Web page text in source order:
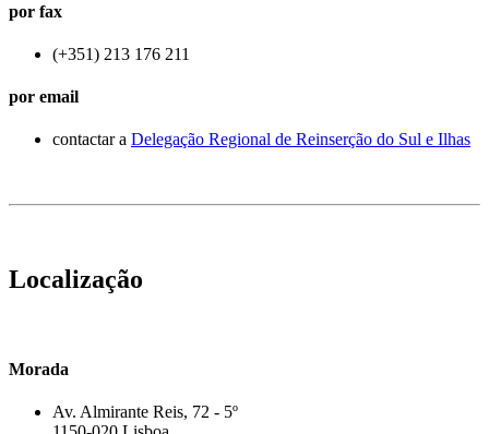
por fax
(+351) 213 176 211
por email
contactar a Delegação Regional de Reinserção do Sul e Ilhas
Localização
Morada
Av. Almirante Reis, 72 - 5º